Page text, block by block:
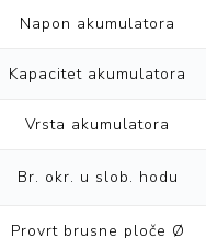
Napon akumulatora
Kapacitet akumulatora
Vrsta akumulatora
Br. okr. u slob. hodu
Provrt brusne ploče Ø